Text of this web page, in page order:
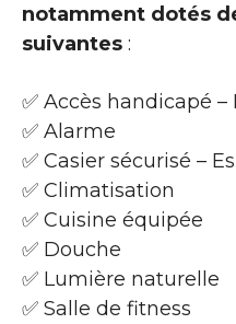
notamment dotés
suivantes :
✅ Accès handicapé –
✅ Alarme
✅ Casier sécurisé –
✅ Climatisation
✅ Cuisine équipée
✅ Douche
✅ Lumière naturelle
✅ Salle de fitness